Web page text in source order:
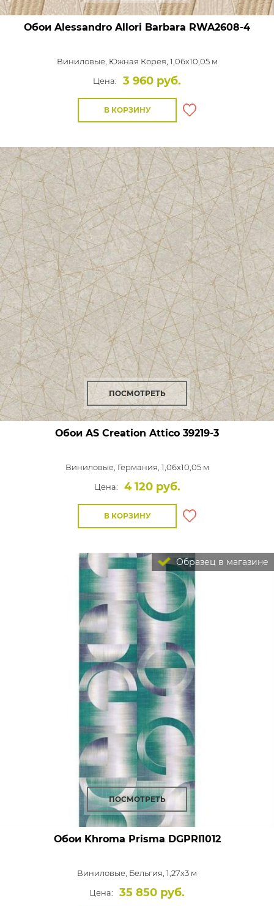
Обои Alessandro Allori Barbara RWA2608-4
Виниловые, Южная Корея, 1,06x10,05 м
Цена:
3 960 руб.
В КОРЗИНУ
ПОСМОТРЕТЬ
Обои AS Creation Attico 39219-3
Виниловые, Германия, 1,06x10,05 м
Цена:
4 120 руб.
В КОРЗИНУ
Образец в магазине
ПОСМОТРЕТЬ
Обои Khroma Prisma DGPRI1012
Виниловые, Бельгия, 1,27x3 м
Цена:
35 850 руб.